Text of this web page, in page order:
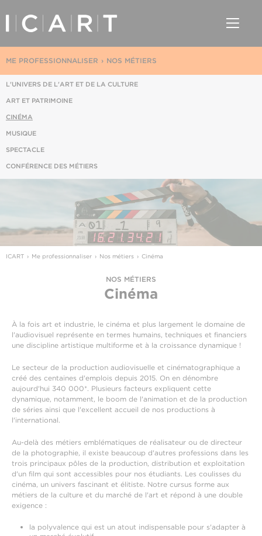
NOS MÉTIERS
ME PROFESSIONNALISER
L'UNIVERS DE L'ART ET DE LA CULTURE
ART ET PATRIMOINE
CINÉMA
MUSIQUE
SPECTACLE
CONFÉRENCE DES MÉTIERS
ICART Me professionnaliser Nos métiers Cinéma
NOS MÉTIERS
Cinéma
À la fois art et industrie, le cinéma et plus largement le domaine de
l'audiovisuel représente en termes humains, techniques et financiers
une discipline artistique multiforme et à la croissance dynamique !
Le secteur de la production audiovisuelle et cinématographique a
créé des centaines d'emplois depuis 2015. On en dénombre
aujourd'hui 340 000*. Plusieurs facteurs expliquent cette
dynamique, notamment, le boom de l'animation et de la production
de séries ainsi que l'excellent accueil de nos productions à
l'international.
Au-delà des métiers emblématiques de réalisateur ou de directeur
de la photographie, il existe beaucoup d'autres professions dans les
trois principaux pôles de la production, distribution et exploitation
d'un film qui sont accessibles pour nos étudiants. Les coulisses du
cinéma, un univers fascinant et élitiste. Notre cursus forme aux
métiers de la culture et du marché de l'art et répond à une double
exigence :
la polyvalence qui est un atout indispensable pour s'adapter à